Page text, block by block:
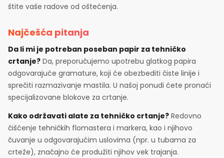
štite vaše radove od oštećenja.
Najčešća pitanja
Da li mi je potreban poseban papir za tehničko
crtanje? Da, preporučujemo upotrebu glatkog papira
odgovarajuće gramature, koji će obezbediti čiste linije i
sprečiti razmazivanje mastila. U našoj ponudi ćete pronaći
specijalizovane blokove za crtanje.
Kako održavati alate za tehničko crtanje? Redovno
čišćenje tehničkih flomastera i markera, kao i njihovo
čuvanje u odgovarajućim uslovima (npr. u tubama za
crteže), značajno će produžiti njihov vek trajanja.